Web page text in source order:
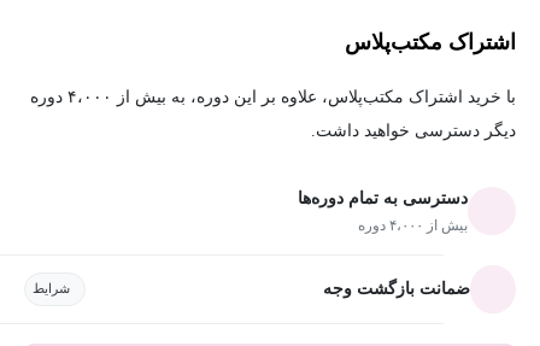
اشتراک مکتب‌پلاس
با خرید اشتراک مکتب‌پلاس، علاوه بر این دوره، به بیش از ۴،۰۰۰ دوره
دیگر دسترسی خواهید داشت.
دسترسی به تمام دوره‌ها
بیش از ۴،۰۰۰ دوره
ضمانت بازگشت وجه شرایط